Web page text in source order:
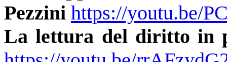
Pezzini https://youtu.be/
La lettura del diritto in